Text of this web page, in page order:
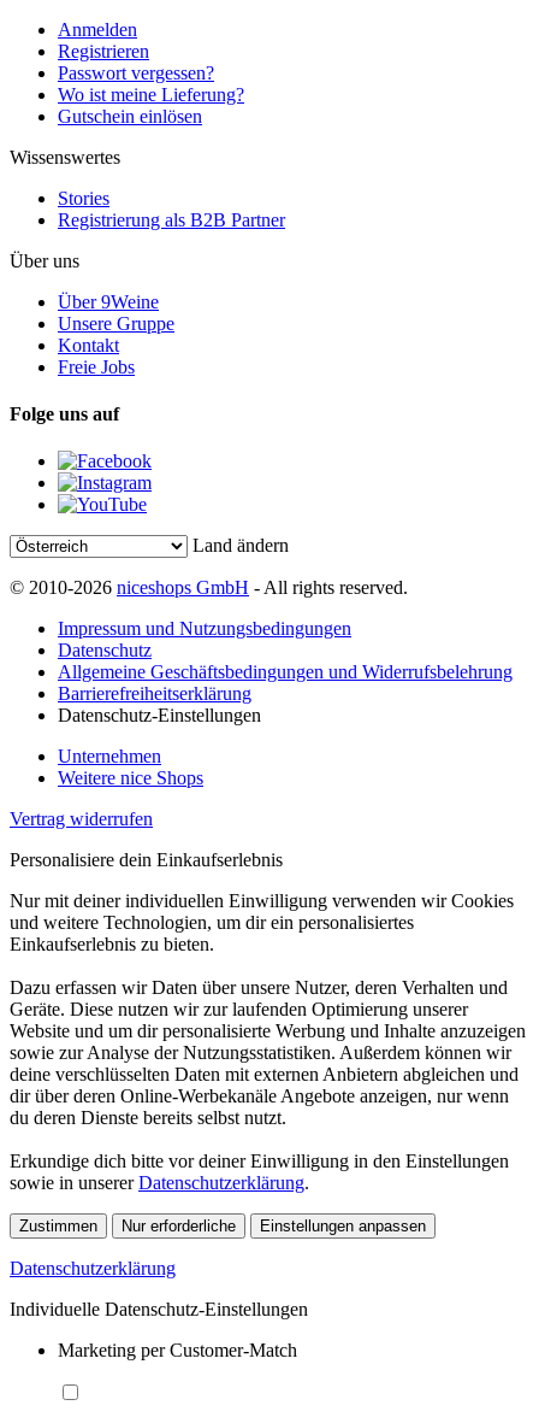
Anmelden
Registrieren
Passwort vergessen?
Wo ist meine Lieferung?
Gutschein einlösen
Wissenswertes
Stories
Registrierung als B2B Partner
Über uns
Über 9Weine
Unsere Gruppe
Kontakt
Freie Jobs
Folge uns auf
Land ändern
© 2010-2026 niceshops GmbH - All rights reserved.
Impressum und Nutzungsbedingungen
Datenschutz
Allgemeine Geschäftsbedingungen und Widerrufsbelehrung
Barrierefreiheitserklärung
Datenschutz-Einstellungen
Unternehmen
Weitere nice Shops
Vertrag widerrufen
Personalisiere dein Einkaufserlebnis
Nur mit deiner individuellen Einwilligung verwenden wir Cookies
und weitere Technologien, um dir ein personalisiertes
Einkaufserlebnis zu bieten.
Dazu erfassen wir Daten über unsere Nutzer, deren Verhalten und
Geräte. Diese nutzen wir zur laufenden Optimierung unserer
Website und um dir personalisierte Werbung und Inhalte anzuzeigen
sowie zur Analyse der Nutzungsstatistiken. Außerdem können wir
deine verschlüsselten Daten mit externen Anbietern abgleichen und
dir über deren Online-Werbekanäle Angebote anzeigen, nur wenn
du deren Dienste bereits selbst nutzt.
Erkundige dich bitte vor deiner Einwilligung in den Einstellungen
sowie in unsererDatenschutzerklärung.
Zustimmen Nur erforderliche Einstellungen anpassen
Datenschutzerklärung
Individuelle Datenschutz-Einstellungen
Marketing per Customer-Match